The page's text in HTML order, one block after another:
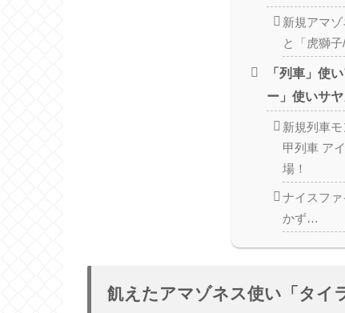
新規アマゾ
と「虎獅子
「列車」使
ー」使いサヤ
新規列車
甲列車 ア
場！
ナイスフ
かず…
飢えたアマゾネス使い「タイ